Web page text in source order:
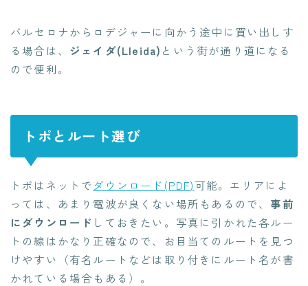
バルセロナからロデジャーに向かう途中に買い出しす
る場合は、 ジェイダ(Lleida) という街が通り道になる
ので便利。
トポとルート選び
トポはネットで ダウンロード(PDF)可能。エリアによ
っては、あまり電波が良くない場所もあるので、事前
にダウンロード しておきたい。写真に引かれた各ルー
トの線はかなり正確なので、お目当てのルートを見つ
けやすい（有名ルートなどは取り付きにルート名が書
かれている場合もある）。